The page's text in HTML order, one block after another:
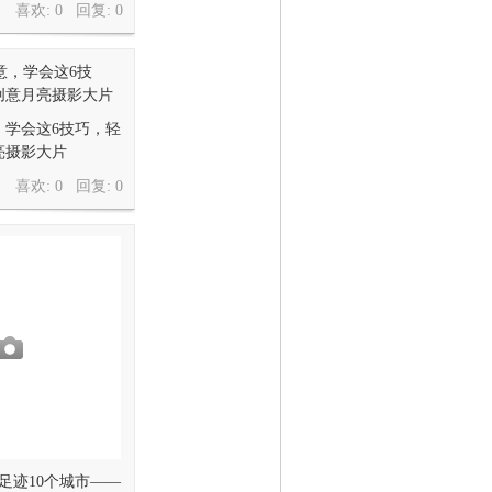
喜欢: 0 回复: 0
会这6技巧，轻
摄影大片
喜欢: 0 回复: 0
迹10个城市——